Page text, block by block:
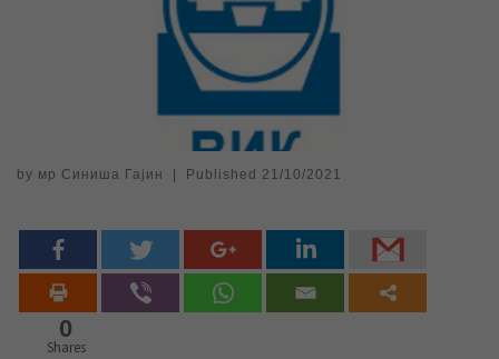
by мр Синиша Гајин Published 21/10/2021
0
Shares